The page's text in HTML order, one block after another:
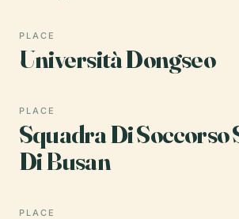
PLACE
Università Dongseo
PLACE
Squadra Di Soccorso
Di Busan
PLACE